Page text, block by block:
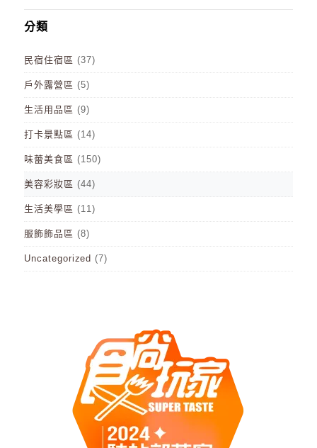
分類
民宿住宿區 (37)
戶外露營區 (5)
生活用品區 (9)
打卡景點區 (14)
味蕾美食區 (150)
美容彩妝區 (44)
生活美學區 (11)
服飾飾品區 (8)
Uncategorized (7)